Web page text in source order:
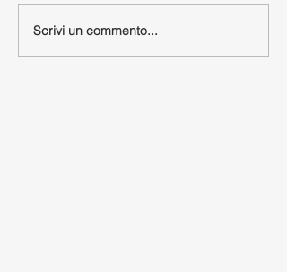
Scrivi un commento...